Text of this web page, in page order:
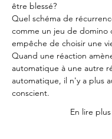
être blessé?
Quel schéma de
comme un jeu de domino
empêche de choisir une
Quand une réaction
automatique à une autre
automatique, il n'y a plus
conscient.
En lire